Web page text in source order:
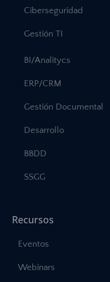
Ciberseguridad
Gestión TI
BI/Analitycs
ERP/CRM
Gestión Documental
Desarrollo
BBDD
SSGG
Recursos
Eventos
Webinars